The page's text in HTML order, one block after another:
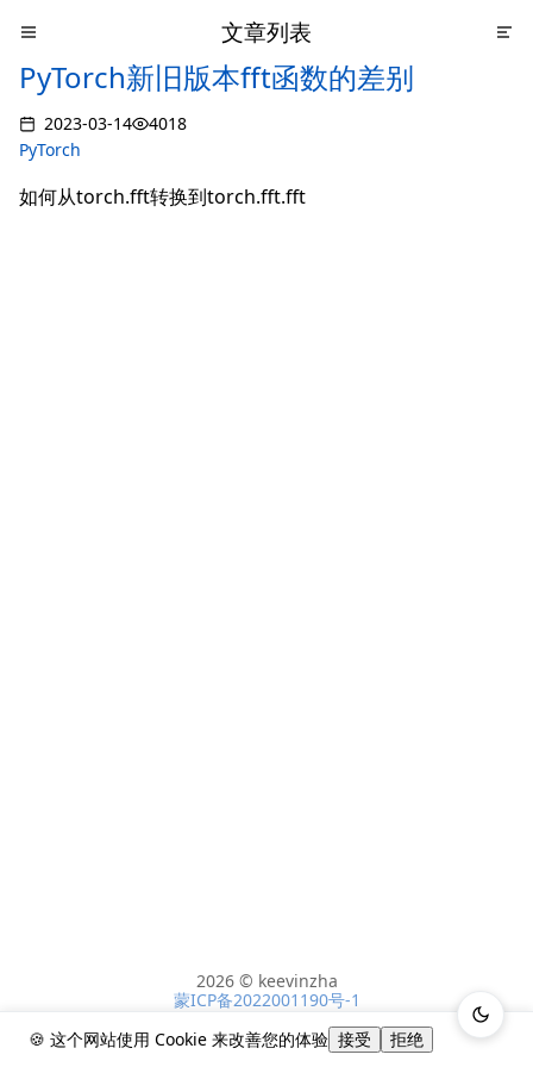
文章列表
PyTorch新旧版本fft函数的差别
2023-03-14
4018
PyTorch
如何从torch.fft转换到torch.fft.fft
2026 © keevinzha
蒙ICP备2022001190号-1
🍪 这个网站使用 Cookie 来改善您的体验 接受 拒绝